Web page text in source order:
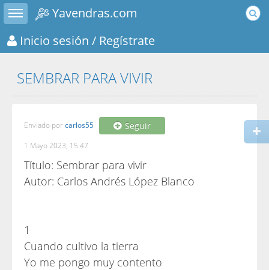
Toggle sidebar
Yavendras.com
Inicio sesión / Regístrate
SEMBRAR PARA VIVIR
Enviado por carlos55 Seguir
1 Mayo 2023, 15:47
Título: Sembrar para vivir
Autor: Carlos Andrés López Blanco
1
Cuando cultivo la tierra
Yo me pongo muy contento